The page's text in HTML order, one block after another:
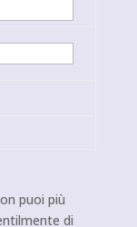
puoi più
di